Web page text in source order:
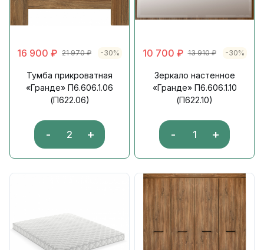
16 900 ₽ 21 970₽ -30%
Тумба прикроватная
«Гранде» П6.606.1.06
(П622.06)
- +
10 700 ₽ 13 910₽ -30%
Зеркало настенное
«Гранде» П6.606.1.10
(П622.10)
- +